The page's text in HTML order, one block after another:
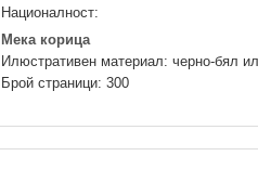
Националност:
Мека корица
Илюстративен материал: черно-бял
Брой страници: 300